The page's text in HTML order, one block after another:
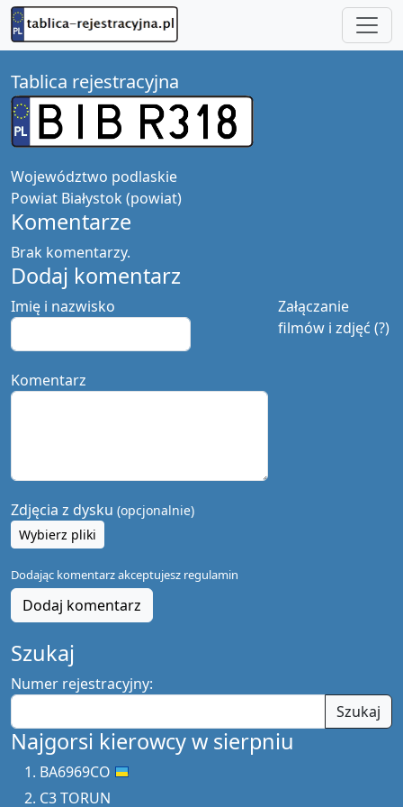
Tablica rejestracyjna
Województwo podlaskie
Powiat Białystok (powiat)
Komentarze
Brak komentarzy.
Dodaj komentarz
Załączanie
filmów i zdjęć (?)
Imię i nazwisko
Komentarz
Zdjęcia z dysku (opcjonalnie)
Wybierz pliki
Dodając komentarz akceptujesz regulamin
Dodaj komentarz
Szukaj
Numer rejestracyjny:
Szukaj
Najgorsi kierowcy w sierpniu
BA6969CO
C3 TORUN